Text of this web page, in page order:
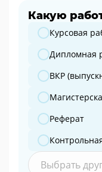
Какую
Какую работу
Курсовая
Дипломная
ВКР
Реферат
Выбрать